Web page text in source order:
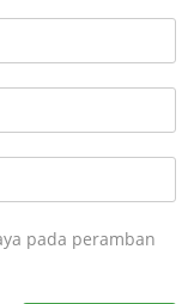
pada peramban